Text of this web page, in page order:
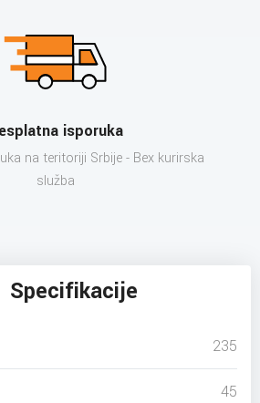
isporuka
na teritoriji Srbije - Bex kurirska
služba
Specifikacije
235
45